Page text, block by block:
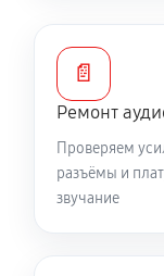
📄
Ремонт
Проверяем
разъёмы и
звучание